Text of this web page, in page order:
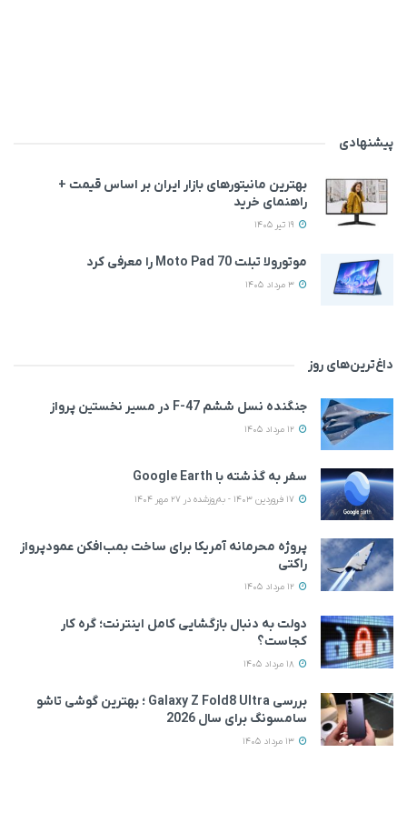
پیشنهادی
بهترین مانیتورهای بازار ایران بر اساس قیمت +
راهنمای خرید
موتورولا تبلت Moto Pad 70 را معرفی کرد
داغ‌ترین‌های روز
جنگنده نسل ششم F-47 در مسیر نخستین پرواز
سفر به گذشته با Google Earth
پروژه محرمانه آمریکا برای ساخت بمب‌افکن عمودپرواز
راکتی
دولت به دنبال بازگشایی کامل اینترنت؛ گره کار
کجاست؟
بررسی Galaxy Z Fold8 Ultra ؛ بهترین گوشی تاشو
سامسونگ برای سال 2026